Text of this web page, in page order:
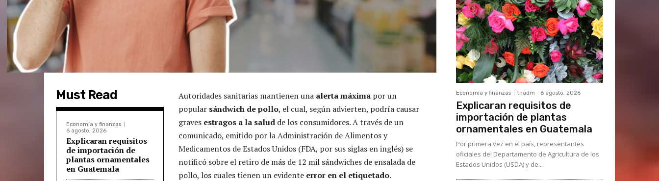
Must Read
Economía y finanzas
6 agosto, 2026
Explicaran requisitos
de importación de
plantas ornamentales
en Guatemala
Autoridades sanitarias mantienen una alerta máxima por un
popular sándwich de pollo, el cual, según advierten, podría causar
graves estragos a la salud de los consumidores. A través de un
comunicado, emitido por la Administración de Alimentos y
Medicamentos de Estados Unidos (FDA, por sus siglas en inglés) se
notificó sobre el retiro de más de 12 mil sándwiches de ensalada de
pollo, los cuales tienen un evidente error en el etiquetado.
Economía y finanzas tnadm - 6 agosto, 2026
Explicaran requisitos de
importación de plantas
ornamentales en Guatemala
Por primera vez en el país, representantes
oficiales del Departamento de Agricultura de los
Estados Unidos (USDA) y de...